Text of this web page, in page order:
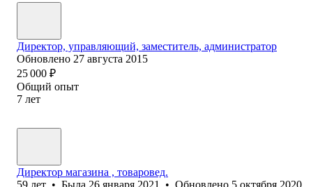
Директор, управляющий, заместитель, администратор
Обновлено 27 августа 2015
25 000 ₽
Общий опыт
7 лет
Директор магазина , товаровед.
59 лет • Была 26 января 2021 • Обновлено 5 октября 2020